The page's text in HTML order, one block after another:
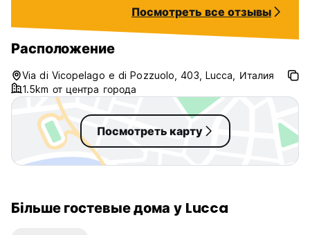
the station when
traveler, I felt
hospitality was
and I really
care they
Посмотреть все отзывы
Расположение
Via di Vicopelago e di Pozzuolo, 403, Lucca, Италия
1.5km от центра города
Посмотреть карту
Більше гостевые дома у Lucca